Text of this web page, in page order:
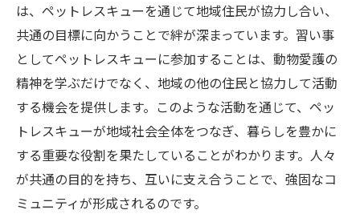
は、ペットレスキューを通じて地域住民が協力し合い、
共通の目標に向かうことで絆が深まっています。習い事
としてペットレスキューに参加することは、動物愛護の
精神を学ぶだけでなく、地域の他の住民と協力して活動
する機会を提供します。このような活動を通じて、ペッ
トレスキューが地域社会全体をつなぎ、暮らしを豊かに
する重要な役割を果たしていることがわかります。人々
が共通の目的を持ち、互いに支え合うことで、強固なコ
ミュニティが形成されるのです。